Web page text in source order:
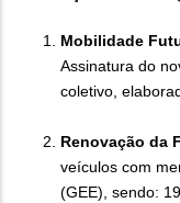
Mobilidade
Assinatura do
coletivo,
Renovação da
veículos com
(GEE), sendo: